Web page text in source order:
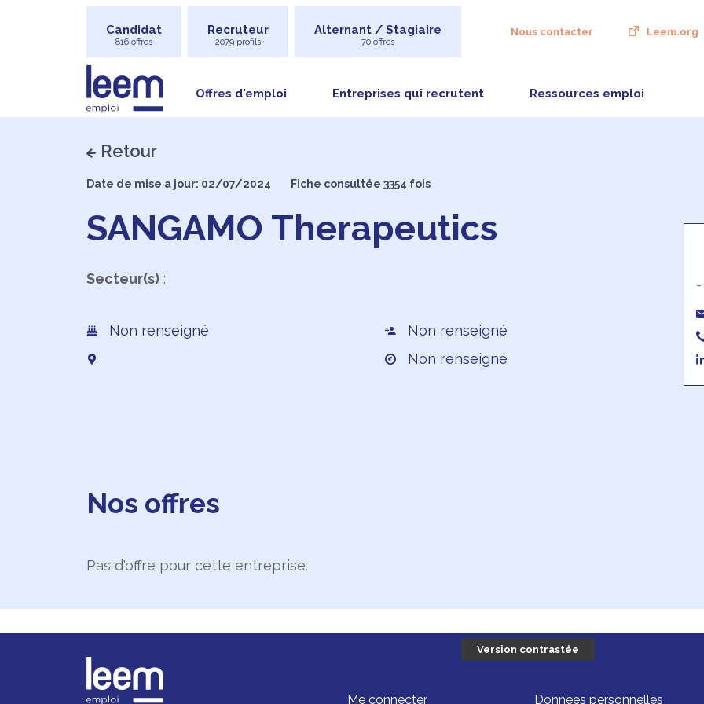
Candidat
816 offres
Recruteur
2079 profils
Alternant / Stagiaire
70 offres
Nous contacter Leem.org
Offres d'emploi Entreprises qui recrutent Ressources emploi
Retour
Date de mise a jour: 02/07/2024 Fiche consultée 3354 fois
SANGAMO Therapeutics
Secteur(s):
Non renseigné
Non renseigné
Non renseigné
-
Nos offres
Pas d'offre pour cette entreprise.
Version contrastée
Me connecter Données personnelles